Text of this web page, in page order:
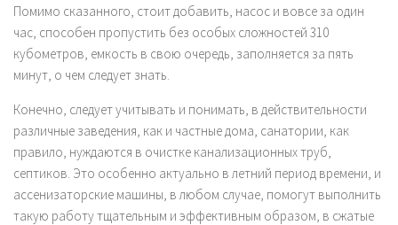
Помимо сказанного, стоит добавить, насос и вовсе за один
час, способен пропустить без особых сложностей 310
кубометров, емкость в свою очередь, заполняется за пять
минут, о чем следует знать.
Конечно, следует учитывать и понимать, в действительности
различные заведения, как и частные дома, санатории, как
правило, нуждаются в очистке канализационных труб,
септиков. Это особенно актуально в летний период времени, и
ассенизаторские машины, в любом случае, помогут выполнить
такую работу тщательным и эффективным образом, в сжатые